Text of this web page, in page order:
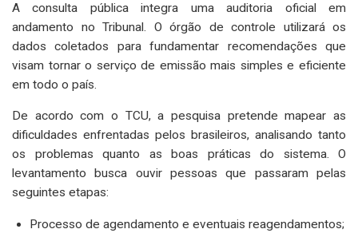
A consulta pública integra uma auditoria oficial em
andamento no Tribunal. O órgão de controle utilizará os
dados coletados para fundamentar recomendações que
visam tornar o serviço de emissão mais simples e eficiente
em todo o país.
De acordo com o TCU, a pesquisa pretende mapear as
dificuldades enfrentadas pelos brasileiros, analisando tanto
os problemas quanto as boas práticas do sistema. O
levantamento busca ouvir pessoas que passaram pelas
seguintes etapas:
Processo de agendamento e eventuais reagendamentos;